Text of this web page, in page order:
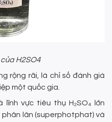
H2SO4
rộng rãi, là chỉ số đánh giá
một quốc gia.
lĩnh vực tiêu thụ H₂SO₄ lớn
lân (superphotphat) và